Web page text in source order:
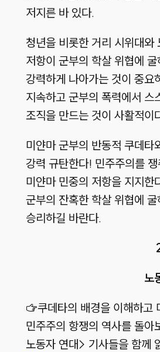
저지른 바 있다.
청년을 비롯한 거리 시위대와
저항이 군부의 학살 위협에
강력하게 나아가는 것이 중요
지속하고 군부의 폭력에서 스
조직을 만드는 것이 사활적이
미얀마 군부의 반동적 쿠데타
강력 규탄한다! 민주주의를
미얀마 민중의 저항을 지지한
군부의 잔혹한 학살 위협에 굴
승리하길 바란다.
노
☞쿠데타의 배경을 이해하고
민주주의 항쟁의 역사를 돌아
노동자 연대> 기사들을 함께